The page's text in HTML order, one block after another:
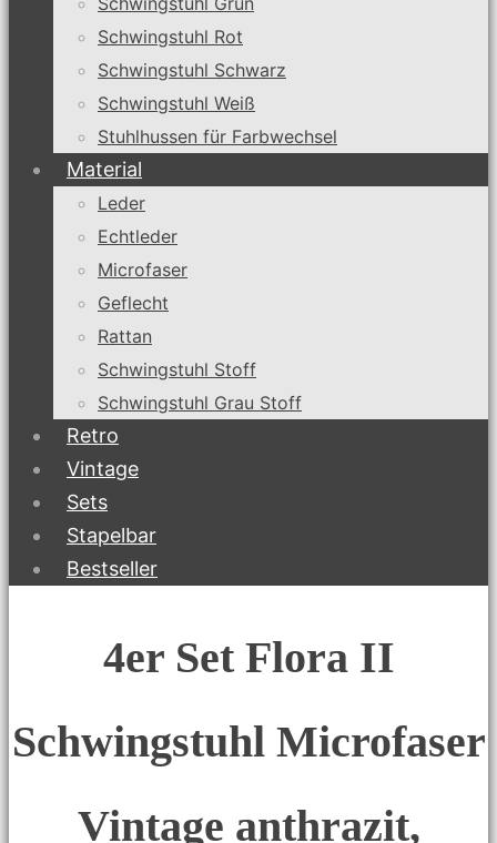
Schwingstuhl Rot
Schwingstuhl Schwarz
Schwingstuhl Weiß
Stuhlhussen für Farbwechsel
Material
Leder
Echtleder
Microfaser
Geflecht
Rattan
Schwingstuhl Stoff
Schwingstuhl Grau Stoff
Retro
Vintage
Sets
Stapelbar
Bestseller
4er Set Flora II
Schwingstuhl Microfaser
Vintage anthrazit,